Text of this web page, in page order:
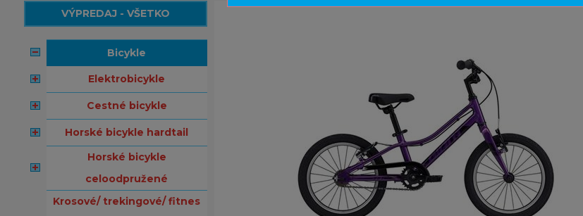
VÝPREDAJ - VŠETKO
bicykle
elektrobicykle
cestné bicykle
horské bicykle hardtail
horské bicykle
celoodpružené
krosové/ trekingové/ fitnes